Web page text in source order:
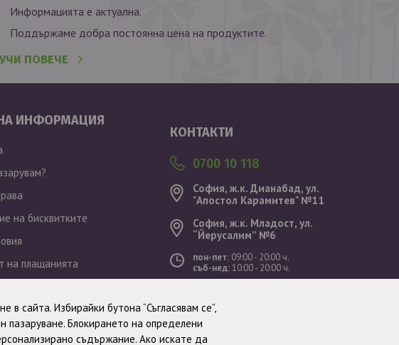
Информацията е актуална.
Поддържаме добра постоянна цена на продуктите.
ПОВЕЧЕ
ИНФОРМАЦИЯ
на бисквитките
на плащанията
КОНТАКТИ
0700 10 118
София, ж.к. Дианабад, ул.
"Aпостол Карамитев" №11
София, ж.к. Младост, ул.
“Йерусалим” №6
пон-пет: 09:00 - 20:00 ч.
съб-нед:10:00 - 20:00 ч.
сайта. Избирайки бутона “Съгласявам се”,
Блокирането на определени
съдържание. Ако искате да